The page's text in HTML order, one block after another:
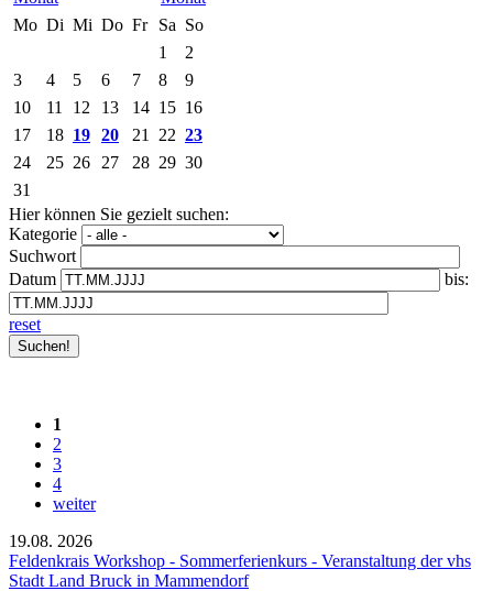
Mo Di Mi Do Fr Sa So
1
2
3
4 5 6 7 8
9
10
11 12 13 14 15 16
17
18 19 20 21 22 23
24
25 26 27 28 29 30
31
Hier können Sie gezielt suchen:
Kategorie
Suchwort
Datum
bis:
reset
1
2
3
4
weiter
19.08. 2026
Feldenkrais Workshop - Sommerferienkurs - Veranstaltung der vhs
Stadt Land Bruck in Mammendorf